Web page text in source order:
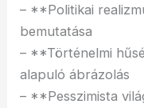
– **Politikai
bemutatása
– **Történelmi
alapuló ábrázolás
– **Pesszimista